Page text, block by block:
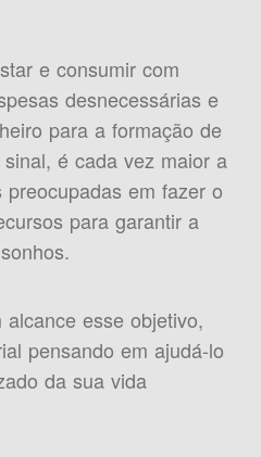
e consumir com
desnecessárias e
para a formação de
é cada vez maior a
em fazer o
para garantir a
esse objetivo,
pensando em ajudá-lo
da sua vida